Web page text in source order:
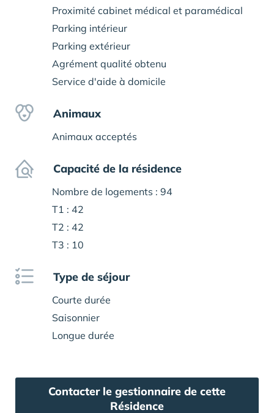
Proximité cabinet médical et paramédical
Parking intérieur
Parking extérieur
Agrément qualité obtenu
Service d'aide à domicile
Animaux
Animaux acceptés
Capacité de la résidence
Nombre de logements : 94
T1 : 42
T2 : 42
T3 : 10
Type de séjour
Courte durée
Saisonnier
Longue durée
Contacter le gestionnaire de cette
Résidence